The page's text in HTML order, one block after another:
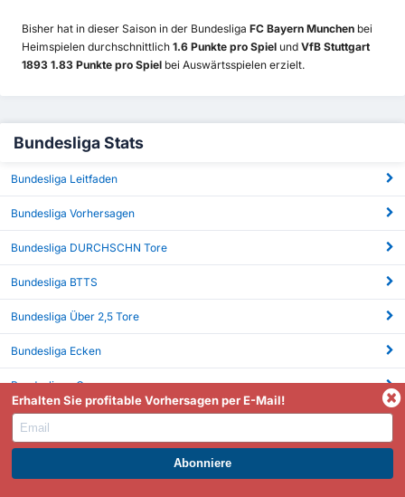
Bisher hat in dieser Saison in der Bundesliga FC Bayern Munchen bei
Heimspielen durchschnittlich 1.6 Punkte pro Spiel und VfB Stuttgart
1893 1.83 Punkte pro Spiel bei Auswärtsspielen erzielt.
Bundesliga Stats
Bundesliga Leitfaden
Bundesliga Vorhersagen
Bundesliga DURCHSCHN Tore
Bundesliga BTTS
Bundesliga Über 2,5 Tore
Bundesliga Ecken
Bundesliga xG
WERDEN SIE PREMIUM UND PROFITIEREN SIE JETZT.
Erhalten Sie profitable Vorhersagen per E-Mail!